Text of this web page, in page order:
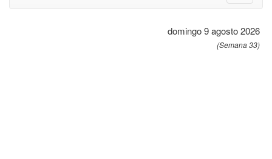
domingo 9 agosto 2026
(Semana 33)